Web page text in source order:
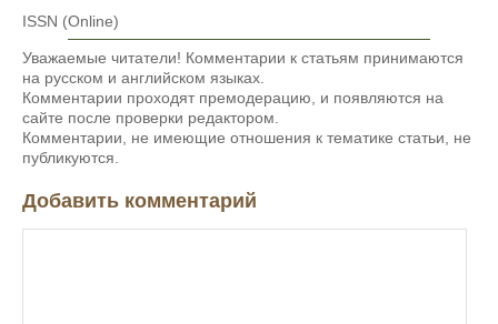
ISSN (Online)
Уважаемые читатели! Комментарии к статьям принимаются
на русском и английском языках.
Комментарии проходят премодерацию, и появляются на
сайте после проверки редактором.
Комментарии, не имеющие отношения к тематике статьи, не
публикуются.
Добавить комментарий